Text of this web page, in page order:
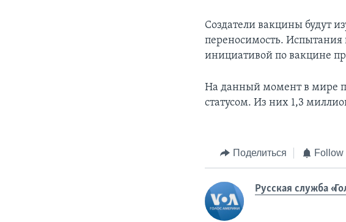
Создатели вакцины будут
переносимость. Испытания
инициативой по вакцине
На данный момент в мире
статусом. Из них 1,3
Поделиться Follow
Русская служба